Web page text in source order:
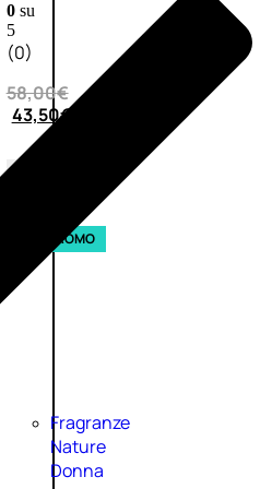
0su
5
(0)
58,00€
43,50€
ESAURITO
PROMO
Fragranze
Nature
Donna